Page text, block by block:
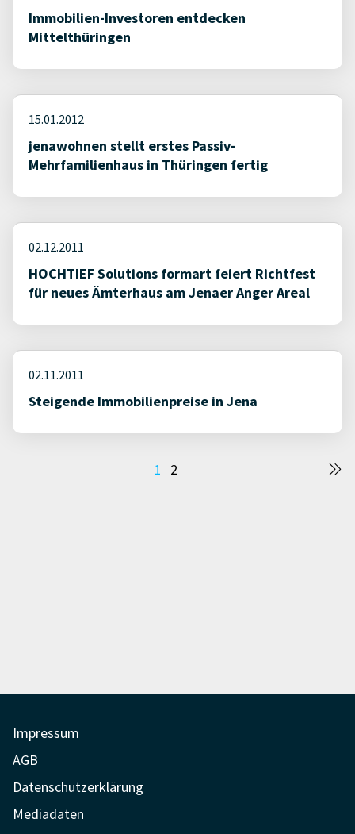
Immobilien-Investoren entdecken
Mittelthüringen
15.01.2012
jenawohnen stellt erstes Passiv-
Mehrfamilienhaus in Thüringen fertig
02.12.2011
HOCHTIEF Solutions formart feiert Richtfest
für neues Ämterhaus am Jenaer Anger Areal
02.11.2011
Steigende Immobilienpreise in Jena
Seitennummerierung
1 2
Impressum
AGB
Datenschutzerklärung
Mediadaten